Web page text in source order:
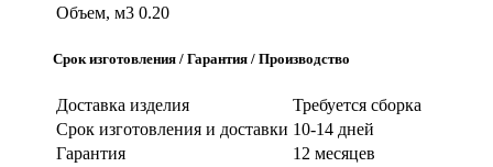
Объем, м3 0.20
Срок изготовления / Гарантия / Производство
Доставка изделия
Требуется сборка
Срок изготовления и доставки 10-14 дней
Гарантия
12 месяцев